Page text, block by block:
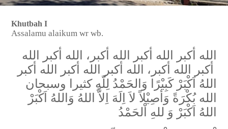
Khutbah I
Assalamu alaikum wr wb.
الله أكبر الله أكبر الله أكبر، الله أكبر الله
أكبر الله أكبر، الله أكبر الله أكبر الله أكبر
اللهُ اَكْبَرْ كَبِيْرًا وَالحَمْدُ لِلّهِ كثيرا وسبحان
الله بُكْرَةً وَأصِيْلاً لاَ اِلَهَ اِلاَّ اللهُ وَاللهُ اَكْبَرْ
اللهُ اَكْبَرْ وَ للهِ اْلحَمْدُ